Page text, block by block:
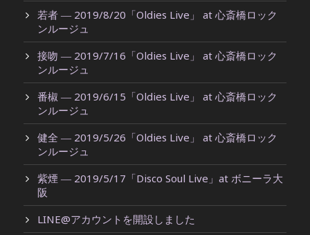
若者 ― 2019/8/20「Oldies Live」 at 心斎橋ロック
ンルージュ
接吻 ― 2019/7/16「Oldies Live」 at 心斎橋ロック
ンルージュ
番椒 ― 2019/6/15「Oldies Live」 at 心斎橋ロック
ンルージュ
健全 ― 2019/5/26「Oldies Live」 at 心斎橋ロック
ンルージュ
紫煙 ― 2019/5/17「Disco Soul Live」at ボニーラ大
阪
LINE@アカウントを開設しました